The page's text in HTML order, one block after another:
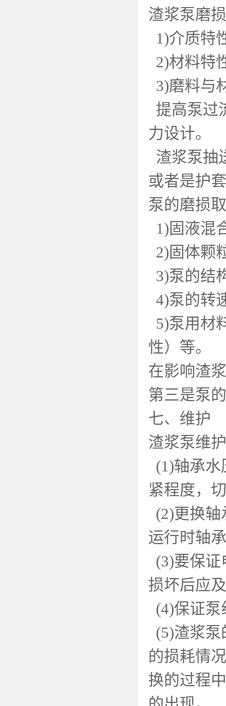
渣浆泵磨
1)介质特
2)材料特
3)磨料与
提高泵过
力设计。
渣浆泵抽
或者是护
泵的磨损
1)固液混
2)固体颗
3)泵的结
4)泵的转
5)泵用材
性）等。
在影响渣
第三是泵
七、维护
渣浆泵维
(1)轴承水
紧程度，
(2)更换
运行时轴
(3)要保证
损坏后应
(4)保证泵
(5)渣浆泵
的损耗情
换的过程